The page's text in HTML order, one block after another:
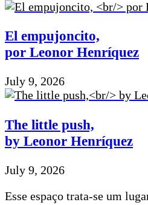
El empujoncito,
por Leonor Henríquez
July 9, 2026
The little push,
by Leonor Henríquez
July 9, 2026
Esse espaço trata-se um